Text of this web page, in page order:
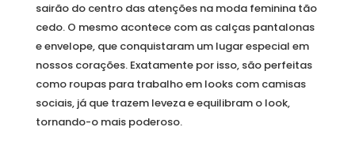
sairão do centro das atenções na moda feminina tão
cedo. O mesmo acontece com as calças pantalonas
e envelope, que conquistaram um lugar especial em
nossos corações. Exatamente por isso, são perfeitas
como roupas para trabalho em looks com camisas
sociais, já que trazem leveza e equilibram o look,
tornando-o mais poderoso.